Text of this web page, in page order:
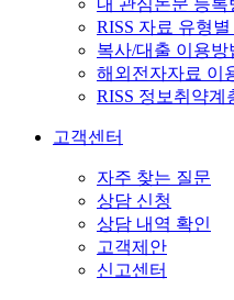
내 관심논문 등록
RISS 자료 유형
복사/대출 이용방
해외전자자료 이
RISS 정보취약계
고객센터
자주 찾는 질문
상담 신청
상담 내역 확인
고객제안
신고센터